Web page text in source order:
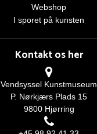
Webshop
I sporet på kunsten
Kontakt os her
Vendsyssel Kunstmuseum
P. Nørkjærs Plads 15
9800 Hjørring